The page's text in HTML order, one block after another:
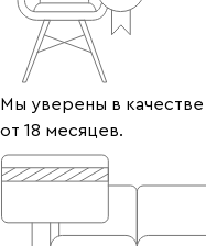
Мы уверены в качестве
от 18 месяцев.